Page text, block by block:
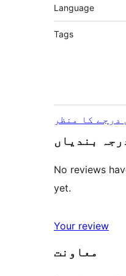
Language
Tags
درجے کا منظر
بندیاں
No reviews
yet.
Your review
معاونت